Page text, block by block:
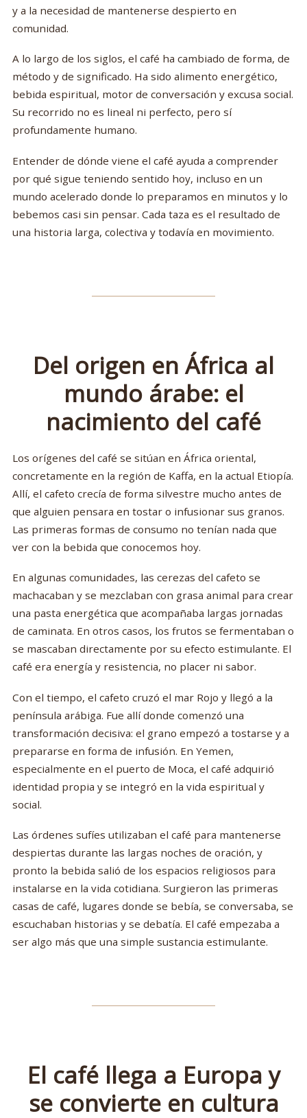
y a la necesidad de mantenerse despierto en
comunidad.
A lo largo de los siglos, el café ha cambiado de forma, de
método y de significado. Ha sido alimento energético,
bebida espiritual, motor de conversación y excusa social.
Su recorrido no es lineal ni perfecto, pero sí
profundamente humano.
Entender de dónde viene el café ayuda a comprender
por qué sigue teniendo sentido hoy, incluso en un
mundo acelerado donde lo preparamos en minutos y lo
bebemos casi sin pensar. Cada taza es el resultado de
una historia larga, colectiva y todavía en movimiento.
Del origen en África al
mundo árabe: el
nacimiento del café
Los orígenes del café se sitúan en África oriental,
concretamente en la región de Kaffa, en la actual Etiopía.
Allí, el cafeto crecía de forma silvestre mucho antes de
que alguien pensara en tostar o infusionar sus granos.
Las primeras formas de consumo no tenían nada que
ver con la bebida que conocemos hoy.
En algunas comunidades, las cerezas del cafeto se
machacaban y se mezclaban con grasa animal para crear
una pasta energética que acompañaba largas jornadas
de caminata. En otros casos, los frutos se fermentaban o
se mascaban directamente por su efecto estimulante. El
café era energía y resistencia, no placer ni sabor.
Con el tiempo, el cafeto cruzó el mar Rojo y llegó a la
península arábiga. Fue allí donde comenzó una
transformación decisiva: el grano empezó a tostarse y a
prepararse en forma de infusión. En Yemen,
especialmente en el puerto de Moca, el café adquirió
identidad propia y se integró en la vida espiritual y
social.
Las órdenes sufíes utilizaban el café para mantenerse
despiertas durante las largas noches de oración, y
pronto la bebida salió de los espacios religiosos para
instalarse en la vida cotidiana. Surgieron las primeras
casas de café, lugares donde se bebía, se conversaba, se
escuchaban historias y se debatía. El café empezaba a
ser algo más que una simple sustancia estimulante.
El café llega a Europa y
se convierte en cultura